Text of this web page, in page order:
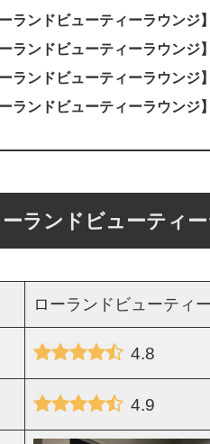
ーランドビューティーラウンジ
ーランドビューティーラウンジ
ーランドビューティーラウン
ーランドビューティーラウンジ
ーランドビューティ
ローランドビューティ
4.8
4.9